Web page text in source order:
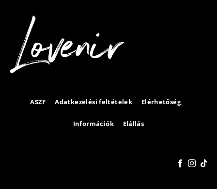
ASZF Adatkezelési feltételek Elérhetőség
Információk Elállás